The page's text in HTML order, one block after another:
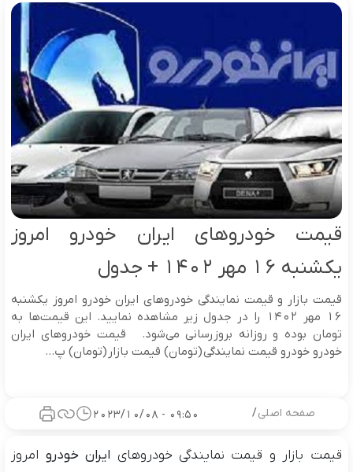
صفحه اصلی/
09:50 - 2023/10/08
قیمت خودرو‌های ایران خودرو امروز
یکشنبه ۱۶ مهر ۱۴۰۲ + جدول
قیمت بازار و قیمت نمایندگی خودرو‌های ایران خودرو امروز یکشنبه
۱۶ مهر ۱۴۰۲ را در جدول زیر مشاهده نمایید. این قیمت‌ها به
تومان بوده و روزانه بروزرسانی می‌شود. قیمت خودروهای ایران
خودرو خودرو قیمت نمایندگی (تومان) قیمت بازار (تومان) پ...
قیمت بازار و قیمت نمایندگی خودرو‌های ایران خودرو امروز